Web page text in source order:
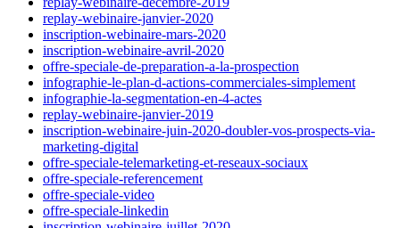
replay-webinaire-janvier-2020
inscription-webinaire-mars-2020
inscription-webinaire-avril-2020
offre-speciale-de-preparation-a-la-prospection
infographie-le-plan-d-actions-commerciales-simplement
infographie-la-segmentation-en-4-actes
replay-webinaire-janvier-2019
inscription-webinaire-juin-2020-doubler-vos-prospects-via-
marketing-digital
offre-speciale-telemarketing-et-reseaux-sociaux
offre-speciale-referencement
offre-speciale-video
offre-speciale-linkedin